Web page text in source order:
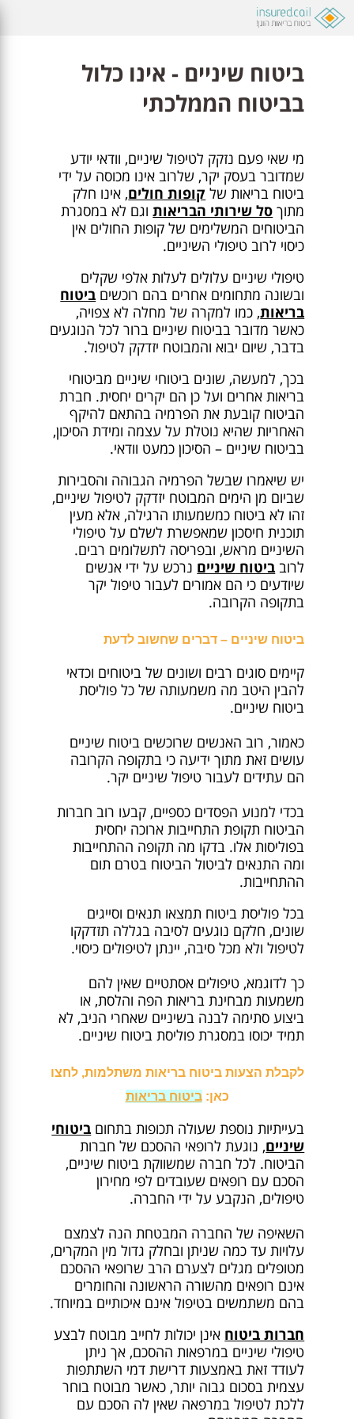
ביטוח שיניים - אינו כלול
בביטוח הממלכתי
מי שאי פעם נזקק לטיפול שיניים, וודאי יודע
שמדובר בעסק יקר, שלרוב אינו מכוסה על ידי
ביטוח בריאות של קופות חולים, אינו חלק
מתוך סל שירותי הבריאותוגם לא במסגרת
הביטוחים המשלימים של קופות החולים אין
כיסוי לרוב טיפולי השיניים.
טיפולי שיניים עלולים לעלות אלפי שקלים
ובשונה מתחומים אחרים בהם רוכשים ביטוח
בריאות, כמו למקרה של מחלה לא צפויה,
כאשר מדובר בביטוח שיניים ברור לכל הנוגעים
בדבר, שיום יבוא והמבוטח יזדקק לטיפול.
בכך, למעשה, שונים ביטוחי שיניים מביטוחי
בריאות אחרים ועל כן הם יקרים יחסית. חברת
הביטוח קובעת את הפרמיה בהתאם להיקף
האחריות שהיא נוטלת על עצמה ומידת הסיכון,
בביטוח שיניים – הסיכון כמעט וודאי.
יש שיאמרו שבשל הפרמיה הגבוהה והסבירות
שביום מן הימים המבוטח יזדקק לטיפול שיניים,
זהו לא ביטוח כמשמעותו הרגילה, אלא מעין
תוכנית חיסכון שמאפשרת לשלם על טיפולי
השיניים מראש, ובפריסה לתשלומים רבים.
לרוב ביטוח שיניים נרכש על ידי אנשים
שיודעים כי הם אמורים לעבור טיפול יקר
בתקופה הקרובה.
ביטוח שיניים – דברים שחשוב לדעת
קיימים סוגים רבים ושונים של ביטוחים וכדאי
להבין היטב מה משמעותה של כל פוליסת
ביטוח שיניים.
כאמור, רוב האנשים שרוכשים ביטוח שיניים
עושים זאת מתוך ידיעה כי בתקופה הקרובה
הם עתידים לעבור טיפול שיניים יקר.
בכדי למנוע הפסדים כספיים, קבעו רוב חברות
הביטוח תקופת התחייבות ארוכה יחסית
בפוליסות אלו. בדקו מה תקופה ההתחייבות
ומה התנאים לביטול הביטוח בטרם תום
ההתחייבות.
בכל פוליסת ביטוח תמצאו תנאים וסייגים
שונים, חלקם נוגעים לסיבה בגללה תזדקקו
לטיפול ולא מכל סיבה, יינתן לטיפולים כיסוי.
כך לדוגמא, טיפולים אסתטיים שאין להם
משמעות מבחינת בריאות הפה והלסת, או
ביצוע סתימה לבנה בשיניים שאחרי הניב, לא
תמיד יכוסו במסגרת פוליסת ביטוח שיניים.
לקבלת הצעות ביטוח בריאות משתלמות, לחצו
כאן:ביטוח בריאות
בעייתיות נוספת שעולה תכופות בתחום ביטוחי
שיניים, נוגעת לרופאי ההסכם של חברות
הביטוח. לכל חברה שמשווקת ביטוח שיניים,
הסכם עם רופאים שעובדים לפי מחירון
טיפולים, הנקבע על ידי החברה.
השאיפה של החברה המבטחת הנה לצמצם
עלויות עד כמה שניתן ובחלק גדול מין המקרים,
מטופלים מגלים לצערם הרב שרופאי ההסכם
אינם רופאים מהשורה הראשונה והחומרים
בהם משתמשים בטיפול אינם איכותיים במיוחד.
חברות ביטוח אינן יכולות לחייב מבוטח לבצע
טיפולי שיניים במרפאות ההסכם, אך ניתן
לעודד זאת באמצעות דרישת דמי השתתפות
עצמית בסכום גבוה יותר, כאשר מבוטח בוחר
ללכת לטיפול במרפאה שאין לה הסכם עם